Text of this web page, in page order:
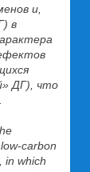
и,
в
ДГ), что
carbon
in which